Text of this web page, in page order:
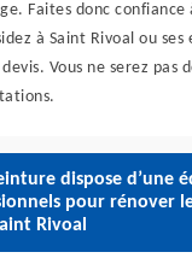
Faites donc confiance
à Saint Rivoal ou ses
Vous ne serez pas
dispose d’une
pour rénover
Rivoal